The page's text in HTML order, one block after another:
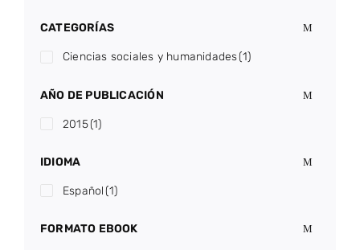
CATEGORÍAS
Ciencias sociales y humanidades(1)
AÑO DE PUBLICACIÓN
2015(1)
IDIOMA
Español (1)
FORMATO EBOOK